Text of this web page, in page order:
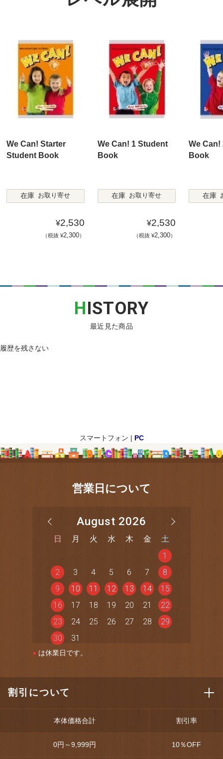
We Can! Starter
Student Book
在庫 お取り寄せ
¥2,530
（税抜 ¥2,300）
We Can! 1 Student
Book
在庫 お取り寄せ
¥2,530
（税抜 ¥2,300）
We Can!
Book
在庫
HISTORY
最近見た商品
履歴を残さない
スマートフォン | PC
営業日について
August 2026
日 月 火 水 木 金
土
1
2
3 4 5 6 7
8
9
10 11 12 13 14
15
16
17 18 19 20 21
22
23
24 25 26 27 28
29
30
31
● は休業日です。
割引について
本体価格合計 割引率
0円～9,999円 10％OFF